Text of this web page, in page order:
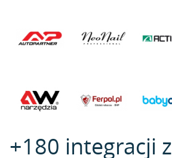
+180 integracji z